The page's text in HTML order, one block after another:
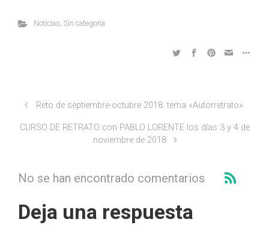
Noticias, Sin categoría
Reto de septiembre-octubre 2018: tema «Autorretrato»
CURSO DE RETRATO con PABLO LORENTE los días 3 y 4 de
noviembre de 2018
No se han encontrado comentarios
Deja una respuesta